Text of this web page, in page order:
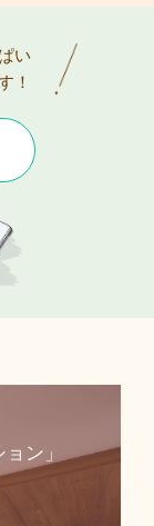
い
！
ン」